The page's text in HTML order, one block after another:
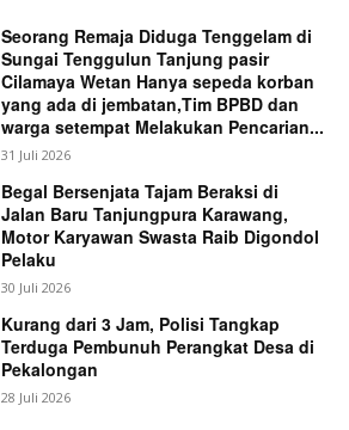
Seorang Remaja Diduga Tenggelam di
Sungai Tenggulun Tanjung pasir
Cilamaya Wetan Hanya sepeda korban
yang ada di jembatan,Tim BPBD dan
warga setempat Melakukan Pencarian...
31 Juli 2026
Begal Bersenjata Tajam Beraksi di
Jalan Baru Tanjungpura Karawang,
Motor Karyawan Swasta Raib Digondol
Pelaku
30 Juli 2026
Kurang dari 3 Jam, Polisi Tangkap
Terduga Pembunuh Perangkat Desa di
Pekalongan
28 Juli 2026